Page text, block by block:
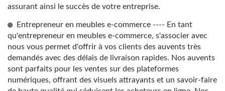
assurant ainsi le succès de votre entreprise.
Entrepreneur en meubles e-commerce ---- En tant
qu'entrepreneur en meubles e-commerce, s'associer avec
nous vous permet d'offrir à vos clients des auvents très
demandés avec des délais de livraison rapides. Nos auvents
sont parfaits pour les ventes sur des plateformes
numériques, offrant des visuels attrayants et un savoir-faire